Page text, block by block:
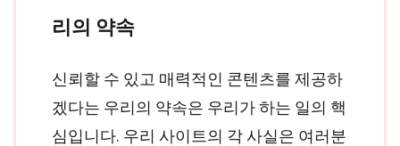
리의 약속
신뢰할 수 있고 매력적인 콘텐츠를 제공하
겠다는 우리의 약속은 우리가 하는 일의 핵
심입니다. 우리 사이트의 각 사실은 여러분